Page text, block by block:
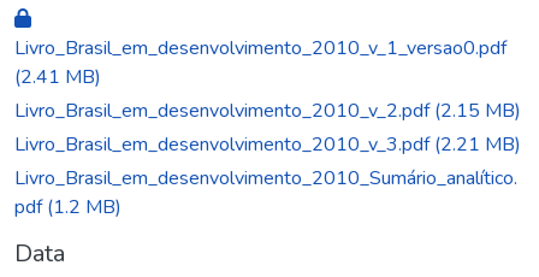
Livro_Brasil_em_desenvolvimento_2010_v_1_versao0.pdf
(2.41 MB)
Livro_Brasil_em_desenvolvimento_2010_v_2.pdf(2.15 MB)
Livro_Brasil_em_desenvolvimento_2010_v_3.pdf(2.21 MB)
Livro_Brasil_em_desenvolvimento_2010_Sumário_analítico.
pdf(1.2 MB)
Data